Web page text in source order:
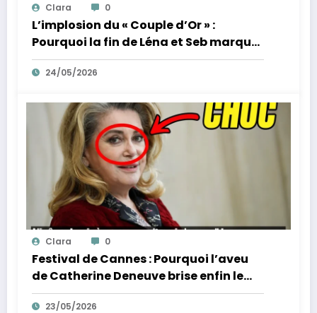
Clara 0
L’implosion du « Couple d’Or » :
Pourquoi la fin de Léna et Seb marque
la fin de l’innocence sur YouTube
24/05/2026
Clara 0
Festival de Cannes : Pourquoi l’aveu
de Catherine Deneuve brise enfin le
mythe de la Croisette
23/05/2026